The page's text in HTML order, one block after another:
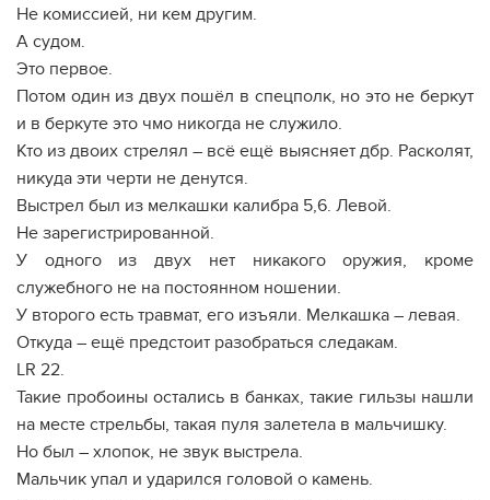
Не комиссией, ни кем другим.
А судом.
Это первое.
Потом один из двух пошёл в спецполк, но это не беркут
и в беркуте это чмо никогда не служило.
Кто из двоих стрелял – всё ещё выясняет дбр. Расколят,
никуда эти черти не денутся.
Выстрел был из мелкашки калибра 5,6. Левой.
Не зарегистрированной.
У одного из двух нет никакого оружия, кроме
служебного не на постоянном ношении.
У второго есть травмат, его изъяли. Мелкашка – левая.
Откуда – ещё предстоит разобраться следакам.
LR 22.
Такие пробоины остались в банках, такие гильзы нашли
на месте стрельбы, такая пуля залетела в мальчишку.
Но был – хлопок, не звук выстрела.
Мальчик упал и ударился головой о камень.